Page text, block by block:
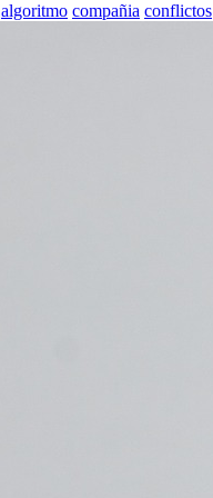
algoritmo compañia conflictos